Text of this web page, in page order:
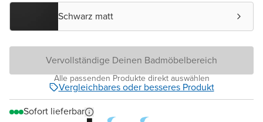
Schwarz matt
Vervollständige Deinen Badmöbelbereich
Alle passenden Produkte direkt auswählen
Vergleichbares oder besseres Produkt
Sofort lieferbar